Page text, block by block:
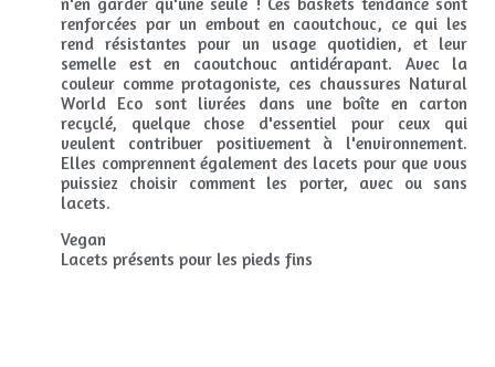
n'en garder qu'une seule ! Ces baskets tendance sont
renforcées par un embout en caoutchouc, ce qui les
rend résistantes pour un usage quotidien, et leur
semelle est en caoutchouc antidérapant. Avec la
couleur comme protagoniste, ces chaussures Natural
World Eco sont livrées dans une boîte en carton
recyclé, quelque chose d'essentiel pour ceux qui
veulent contribuer positivement à l'environnement.
Elles comprennent également des lacets pour que vous
puissiez choisir comment les porter, avec ou sans
lacets.
Vegan
Lacets présents pour les pieds fins